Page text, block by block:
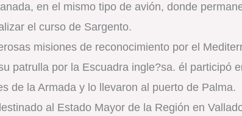
en el mismo tipo de avión, donde
el curso de Sargento.
misiones de reconocimiento por el
patrulla por la Escuadra ingle?sa. él participó
de la Armada y lo llevaron al puerto de Palma.
al Estado Mayor de la Región en